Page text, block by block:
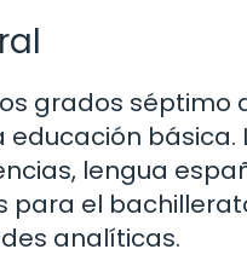
grados séptimo
básica.
lengua
el
analíticas.